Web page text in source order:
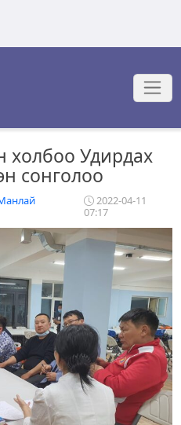
Удирдах
сонголоо
2022-04-11
07:17